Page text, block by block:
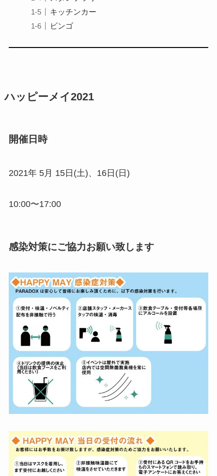
キッチンカー
ビンゴ
ハッピーメイ2021
開催日時
2021年 5月 15日(土)、16日(日)
10:00〜17:00
感染対策にご協力お願い致します